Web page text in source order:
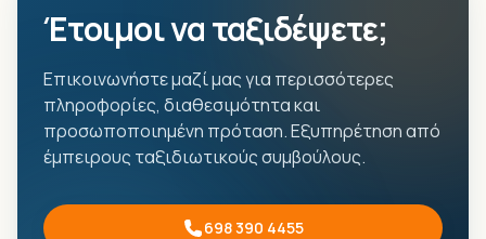
Έτοιμοι να ταξιδέψετε;
Επικοινωνήστε μαζί μας για περισσότερες
πληροφορίες, διαθεσιμότητα και
προσωποποιημένη πρόταση. Εξυπηρέτηση από
έμπειρους ταξιδιωτικούς συμβούλους.
698 390 4455